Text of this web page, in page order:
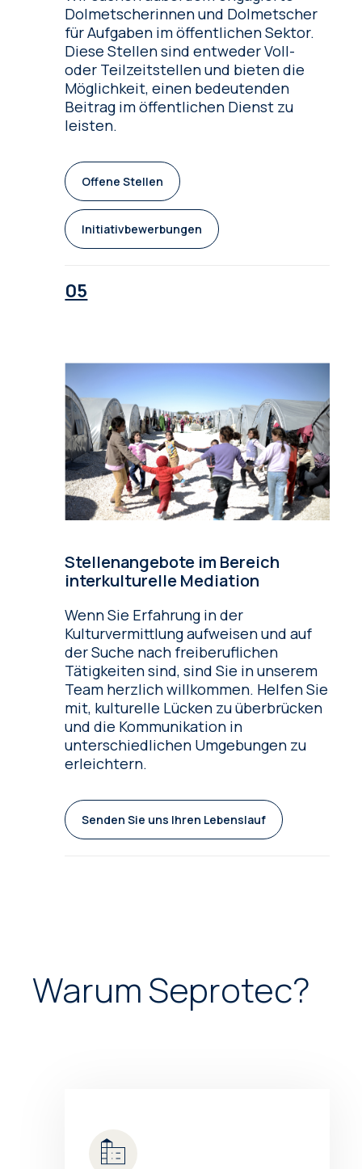
Dolmetscherinnen und Dolmetscher
für Aufgaben im öffentlichen Sektor.
Diese Stellen sind entweder Voll-
oder Teilzeitstellen und bieten die
Möglichkeit, einen bedeutenden
Beitrag im öffentlichen Dienst zu
leisten.
Offene Stellen
Initiativbewerbungen
Stellenangebote im Bereich
interkulturelle Mediation
Wenn Sie Erfahrung in der
Kulturvermittlung aufweisen und auf
der Suche nach freiberuflichen
Tätigkeiten sind, sind Sie in unserem
Team herzlich willkommen. Helfen Sie
mit, kulturelle Lücken zu überbrücken
und die Kommunikation in
unterschiedlichen Umgebungen zu
erleichtern.
Senden Sie uns Ihren Lebenslauf
Warum Seprotec?